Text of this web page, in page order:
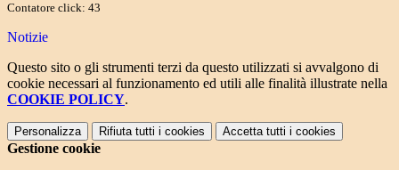
Contatore click: 43
Notizie
Questo sito o gli strumenti terzi da questo utilizzati si avvalgono di
cookie necessari al funzionamento ed utili alle finalità illustrate nella
COOKIE POLICY.
Personalizza Rifiuta tutti i cookies Accetta tutti i cookies
Gestione cookie